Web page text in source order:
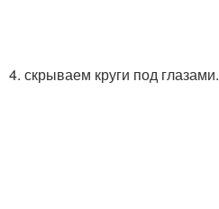
4. скрываем круги под глазами.